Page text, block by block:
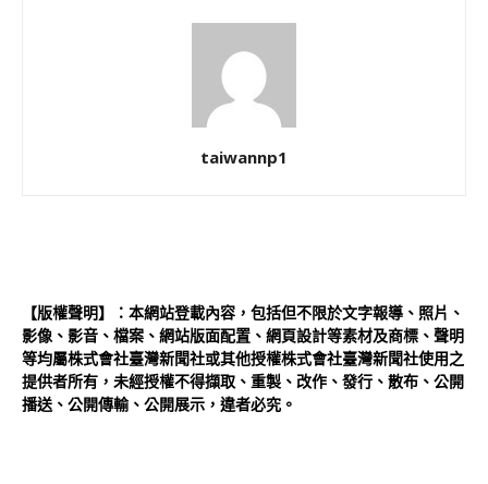
taiwannp1
【版權聲明】：本網站登載內容，包括但不限於文字報導、照片、
影像、影音、檔案、網站版面配置、網頁設計等素材及商標、聲明
等均屬株式會社臺灣新聞社或其他授權株式會社臺灣新聞社使用之
提供者所有，未經授權不得擷取、重製、改作、發行、散布、公開
播送、公開傳輸、公開展示，違者必究。